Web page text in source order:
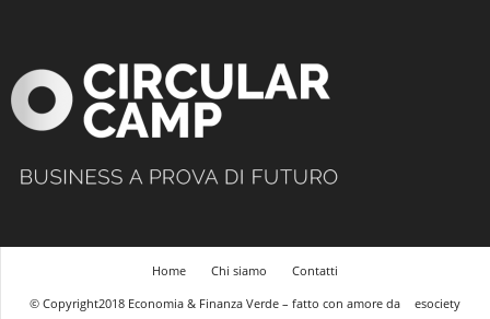
Home Chi siamo
Contatti
© Copyright2018 Economia & Finanza Verde – fatto con amore da
esociety